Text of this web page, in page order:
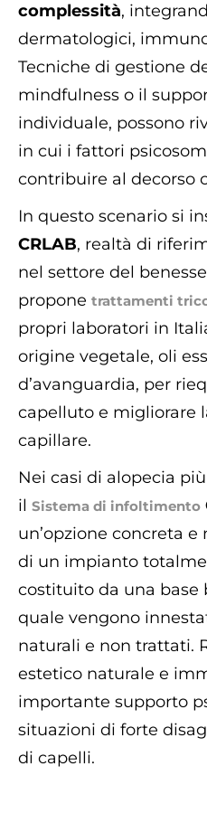
complessità,
dermatologici,
Tecniche di gestione
mindfulness o il
individuale, possono
in cui i fattori
contribuire al decorso
In questo scenario si
CRLAB, realtà di
nel settore del
propone trattamenti
propri laboratori in
origine vegetale, oli
d’avanguardia, per
capelluto e migliorare
capillare.
Nei casi di alopecia
il Sistema di infoltimento
un’opzione concreta
di un impianto
costituito da una base
quale vengono
naturali e non trattati.
estetico naturale e
importante supporto
situazioni di forte
di capelli.